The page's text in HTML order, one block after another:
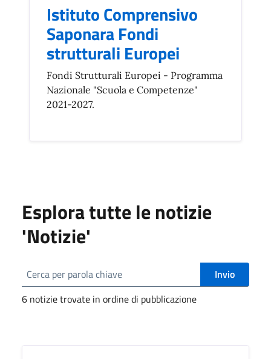
Istituto Comprensivo
Saponara Fondi
strutturali Europei
Fondi Strutturali Europei - Programma
Nazionale "Scuola e Competenze"
2021-2027.
Esplora tutte le notizie
'Notizie'
Invio
6 notizie trovate in ordine di pubblicazione